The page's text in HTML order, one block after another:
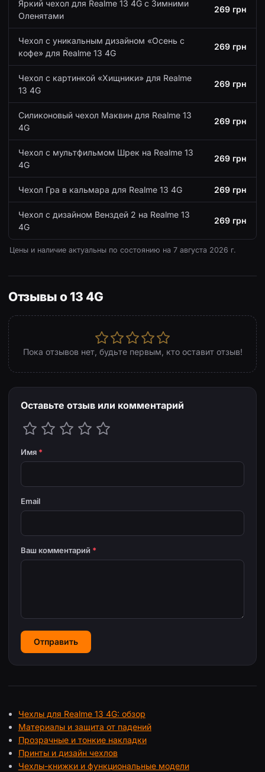
Яркий чехол для Realme 13 4G с Зимними
Оленятами
269 грн
Чехол с уникальным дизайном «Осень с
кофе» для Realme 13 4G
269 грн
Чехол с картинкой «Хищники» для Realme
13 4G
269 грн
Силиконовый чехол Маквин для Realme 13
4G
269 грн
Чехол с мультфильмом Шрек на Realme 13
4G
269 грн
Чехол Гра в кальмара для Realme 13 4G 269 грн
Чехол с дизайном Венздей 2 на Realme 13
4G
269 грн
Цены и наличие актуальны по состоянию на 7 августа 2026 г.
Отзывы о 13 4G
Пока отзывов нет, будьте первым, кто оставит отзыв!
Оставьте отзыв или комментарий
Имя *
Email
Ваш комментарий *
Отправить
Чехлы для Realme 13 4G: обзор
Материалы и защита от падений
Прозрачные и тонкие накладки
Принты и дизайн чехлов
Чехлы-книжки и функциональные модели